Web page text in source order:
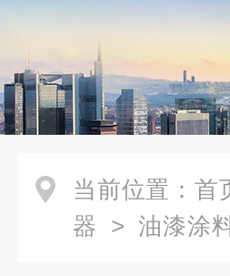
当前位置： 首
器 > 油漆涂